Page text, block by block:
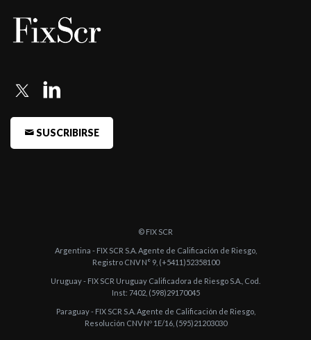
SUSCRIBIRSE
© FIX SCR
Argentina - FIX SCR S.A. Agente de Calificación de Riesgo,
Registro CNV N° 9, (+5411)52358100
Uruguay - FIX SCR Uruguay Calificadora de Riesgo S.A., Cod.
Inst: 7402, (598)29170045
Paraguay - FIX SCR S.A. Agente de Calificación de Riesgo,
Resolución CNV Nº 1E/16, (595)21203030